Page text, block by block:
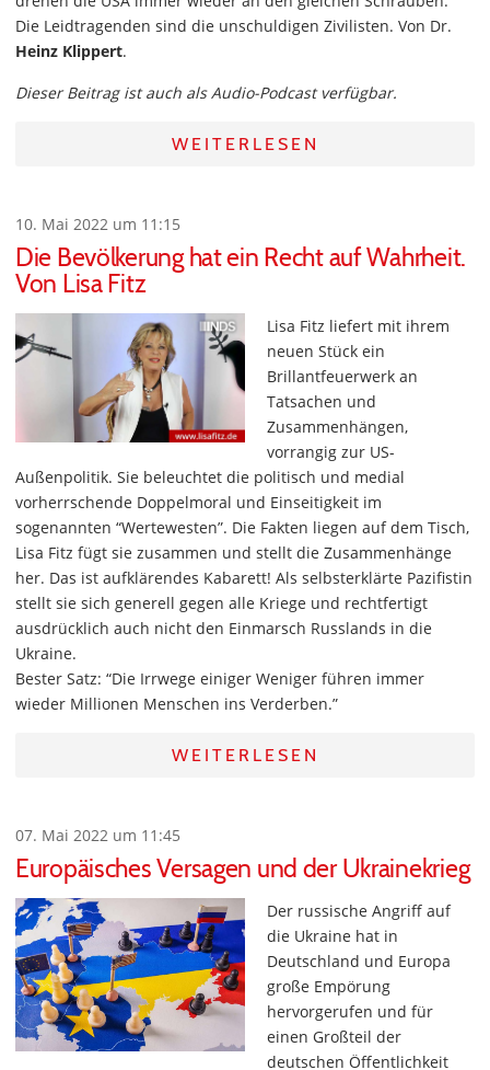
Die Leidtragenden sind die unschuldigen Zivilisten. Von Dr.
Heinz Klippert.
Dieser Beitrag ist auch als Audio-Podcast verfügbar.
WEITERLESEN
10. Mai 2022 um 11:15
Die Bevölkerung hat ein Recht auf Wahrheit.
Von Lisa Fitz
Lisa Fitz liefert mit ihrem
neuen Stück ein
Brillantfeuerwerk an
Tatsachen und
Zusammenhängen,
vorrangig zur US-
Außenpolitik. Sie beleuchtet die politisch und medial
vorherrschende Doppelmoral und Einseitigkeit im
sogenannten “Wertewesten”. Die Fakten liegen auf dem Tisch,
Lisa Fitz fügt sie zusammen und stellt die Zusammenhänge
her. Das ist aufklärendes Kabarett! Als selbsterklärte Pazifistin
stellt sie sich generell gegen alle Kriege und rechtfertigt
ausdrücklich auch nicht den Einmarsch Russlands in die
Ukraine.
Bester Satz: “Die Irrwege einiger Weniger führen immer
wieder Millionen Menschen ins Verderben.”
WEITERLESEN
07. Mai 2022 um 11:45
Europäisches Versagen und der Ukrainekrieg
Der russische Angriff auf
die Ukraine hat in
Deutschland und Europa
große Empörung
hervorgerufen und für
einen Großteil der
deutschen Öffentlichkeit